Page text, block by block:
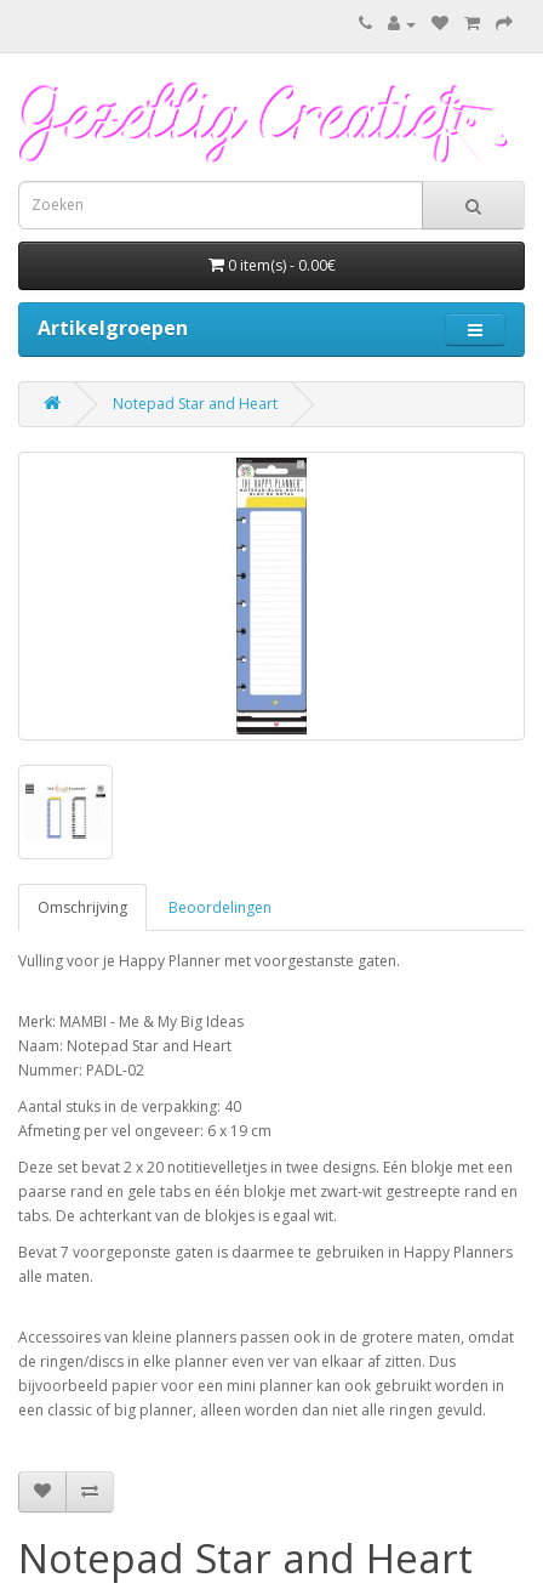
0 item(s) - 0.00€
Artikelgroepen
Notepad Star and Heart
Omschrijving Beoordelingen
Vulling voor je Happy Planner met voorgestanste gaten.
Merk: MAMBI - Me & My Big Ideas
Naam: Notepad Star and Heart
Nummer: PADL-02
Aantal stuks in de verpakking: 40
Afmeting per vel ongeveer: 6 x 19 cm
Deze set bevat 2 x 20 notitievelletjes in twee designs. Eén blokje met een
paarse rand en gele tabs en één blokje met zwart-wit gestreepte rand en
tabs. De achterkant van de blokjes is egaal wit.
Bevat 7 voorgeponste gaten is daarmee te gebruiken in Happy Planners
alle maten.
Accessoires van kleine planners passen ook in de grotere maten, omdat
de ringen/discs in elke planner even ver van elkaar af zitten. Dus
bijvoorbeeld papier voor een mini planner kan ook gebruikt worden in
een classic of big planner, alleen worden dan niet alle ringen gevuld.
Notepad Star and Heart